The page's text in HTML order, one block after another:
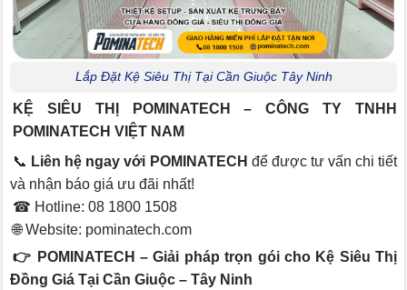
Lắp Đặt Kệ Siêu Thị Tại Cần Giuộc Tây Ninh
KỆ SIÊU THỊ POMINATECH – CÔNG TY TNHH
POMINATECH VIỆT NAM
📞 Liên hệ ngay với POMINATECH để được tư vấn chi tiết
và nhận báo giá ưu đãi nhất!
☎ Hotline: 08 1800 1508
🌐 Website: pominatech.com
👉 POMINATECH – Giải pháp trọn gói cho Kệ Siêu Thị
Đồng Giá Tại Cần Giuộc – Tây Ninh